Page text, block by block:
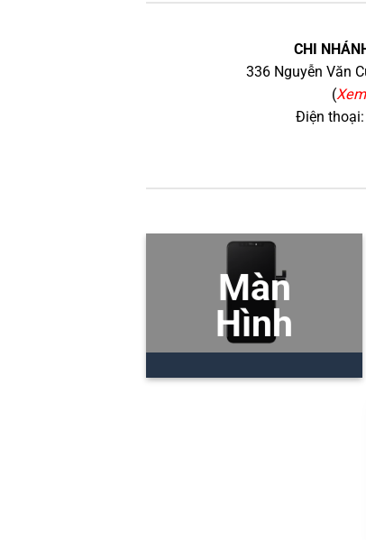
CHI
336 Nguyễn Văn
(
Điện thoại:
Màn
Hình